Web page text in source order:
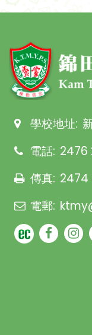
學校地址:
電話: 2476
傳真: 2474
電郵: